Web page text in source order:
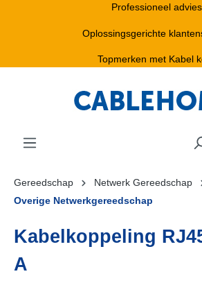
Professioneel advies
Oplossingsgerichte
Topmerken met Kabel
Gereedschap
Netwerk Gereedschap
Overige Netwerkgereedschap
Kabelkoppeling
A